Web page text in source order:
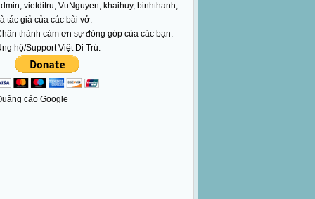
vietditru, VuNguyen, khaihuy, binhthanh,
tác giả của các bài vở.
thành cám ơn sự đóng góp của các bạn.
hộ/Support Việt Di Trú.
cáo Google